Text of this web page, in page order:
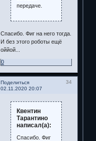
передаче.
Спасибо. Фиг на него тогда.
И без этого роботы ещё
оййой...
0
Поделиться
34
02.11.2020 20:07
Квентин
Тарантино
написал(а):
Спасибо. Фиг